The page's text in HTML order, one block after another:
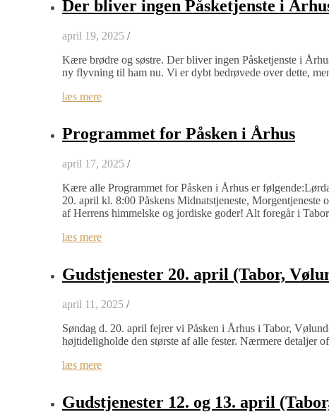
Der bliver ingen Påsketjenste i
april 19, 2025 /
Kære brødre og søstre. Der bliver ingen Påsketjenste i
ny flyvning til ham nu. Vi er dybt bedrøvede over dette,
læs mere
Programmet for Påsken i Århus
april 17, 2025 /
Kære alle Programmet for Påsken i Århus er
20. april kl. 8:00 Påskens Midnatstjeneste,
af Herrens himmelske og jordiske goder! Alt foregår i
læs mere
Gudstjenester 20. april (Tabor,
april 11, 2025 /
Søndag d. 20. april fejrer vi Påsken i Århus i Tabor,
højtideligholde den største af alle fester. Nærmere detaljer
læs mere
Gudstjenester 12. og 13. april